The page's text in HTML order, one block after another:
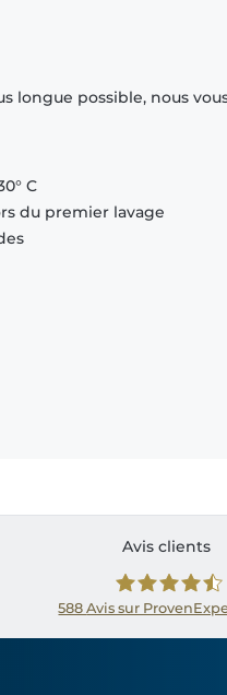
longue possible, nous
C
du premier lavage
Avis clients
588Avis sur